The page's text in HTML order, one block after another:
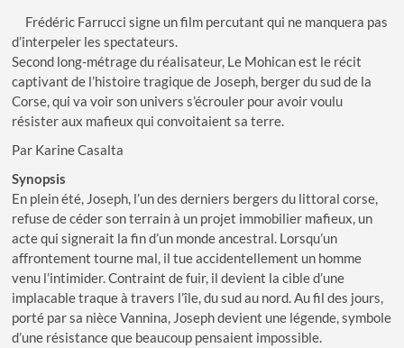
Frédéric Farrucci signe un film percutant qui ne manquera pas
d’interpeler les spectateurs.
Second long-métrage du réalisateur, Le Mohican est le récit
captivant de l’histoire tragique de Joseph, berger du sud de la
Corse, qui va voir son univers s’écrouler pour avoir voulu
résister aux mafieux qui convoitaient sa terre.
Par Karine Casalta
Synopsis
En plein été, Joseph, l’un des derniers bergers du littoral corse,
refuse de céder son terrain à un projet immobilier mafieux, un
acte qui signerait la fin d’un monde ancestral. Lorsqu’un
affrontement tourne mal, il tue accidentellement un homme
venu l’intimider. Contraint de fuir, il devient la cible d’une
implacable traque à travers l’île, du sud au nord. Au fil des jours,
porté par sa nièce Vannina, Joseph devient une légende, symbole
d’une résistance que beaucoup pensaient impossible.